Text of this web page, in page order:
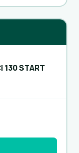
130 START